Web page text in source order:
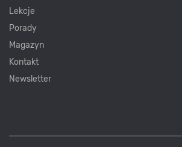
Lekcje
Porady
Magazyn
Kontakt
Newsletter